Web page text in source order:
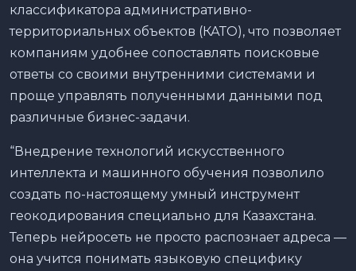
классификатора административно-
территориальных объектов (КАТО), что позволяет
компаниям удобнее сопоставлять поисковые
ответы со своими внутренними системами и
проще управлять полученными данными под
различные бизнес-задачи.
“Внедрение технологий искусственного
интеллекта и машинного обучения позволило
создать по-настоящему умный инструмент
геокодирования специально для Казахстана.
Теперь нейросеть не просто распознает адреса —
она учится понимать языковую специфику